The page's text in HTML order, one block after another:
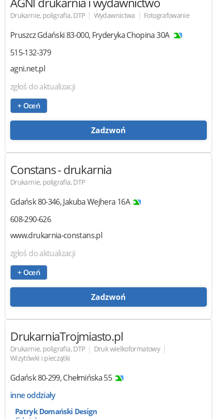
Drukarnie, poligrafia, DTP | Wydawnictwa | Fotografowanie
Pruszcz Gdański83-000, Fryderyka Chopina 30A
515-132-379
agni.net.pl
zgłoś do aktualizacji
+ Oceń
Zadzwoń
Constans- drukarnia
Drukarnie, poligrafia, DTP
Gdańsk80-346,Jakuba Wejhera 16A
608-290-626
www.drukarnia-constans.pl
zgłoś do aktualizacji
+ Oceń
Zadzwoń
DrukarniaTrojmiasto.pl
Drukarnie, poligrafia, DTP | Druk wielkoformatowy |
Wizytówki i pieczątki
Gdańsk80-299,Chełmińska 55
inne oddziały
Patryk Domański Design